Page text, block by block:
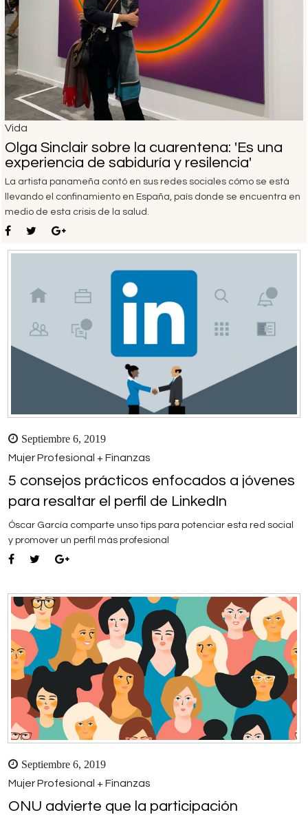
Vida
Olga Sinclair sobre la cuarentena: 'Es una
experiencia de sabiduría y resilencia'
La artista panameña contó en sus redes sociales cómo se está
llevando el confinamiento en España, país donde se encuentra en
medio de esta crisis de la salud.
Septiembre 6, 2019
Mujer Profesional + Finanzas
5 consejos prácticos enfocados a jóvenes
para resaltar el perfil de LinkedIn
Óscar García comparte unso tips para potenciar esta red social
y promover un perfil más profesional
Septiembre 6, 2019
Mujer Profesional + Finanzas
ONU advierte que la participación